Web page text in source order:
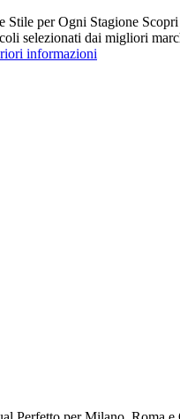
per Ogni Stagione
selezionati dai migliori
informazioni